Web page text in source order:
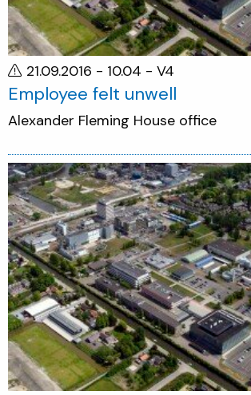
21.09.2016 - 10.04 - V4
Employee felt unwell
Alexander Fleming House office